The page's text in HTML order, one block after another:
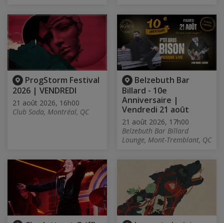
ProgStorm Festival
2026 | VENDREDI
21 août 2026, 16h00
Club Soda, Montréal, QC
Belzebuth Bar
Billard - 10e
Anniversaire |
Vendredi 21 août
21 août 2026, 17h00
Belzebuth Bar Billard
Lounge, Mont-Tremblant, QC